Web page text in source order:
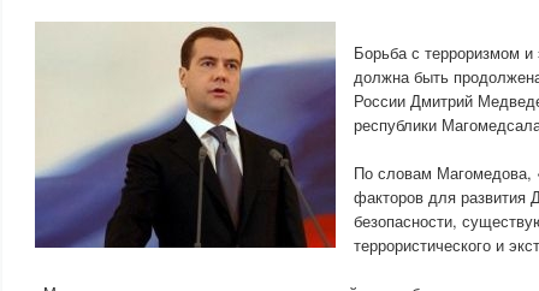
Борьба с терроризмом
должна быть
России Дмитрий
республики
По словам
факторов для развития
безопасности,
террористического и